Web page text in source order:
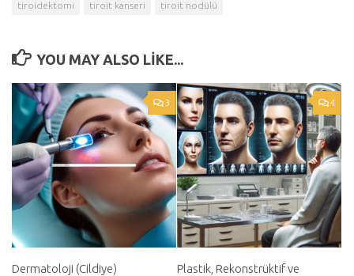
tiroidektomi tiroit kanseri tiroit nodülü
YOU MAY ALSO LIKE...
3
Dermatoloji (Cildiye)
4
Plastik, Rekonstrüktif ve